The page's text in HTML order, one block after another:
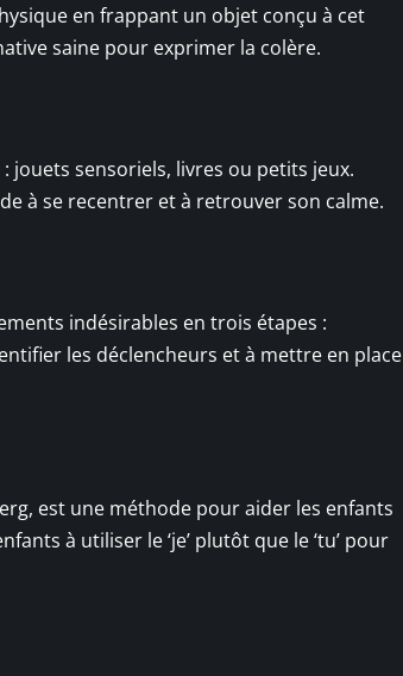
en frappant un objet conçu à cet
saine pour exprimer la colère.
jouets sensoriels, livres ou petits jeux.
à se recentrer et à retrouver son calme.
indésirables en trois étapes :
les déclencheurs et à mettre en place
est une méthode pour aider les enfants
à utiliser le ‘je’ plutôt que le ‘tu’ pour